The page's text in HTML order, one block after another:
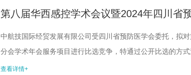
第八届华西感控学术会议暨2024年四川省
比选公告
中航技国际经贸发展有限公司受四川省预防医学会委托，拟
分会学术年会服务项目进行比选竞争，特通过公开比选的方
项目编号：0730-2423CD0242（2）项目名称：第八届华西
查看详情+